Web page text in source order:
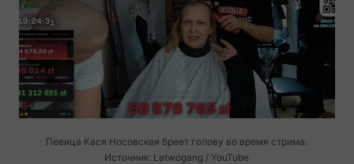
Певица Кася Носовская бреет голову во время стрима.
Источник: Łatwogang / YouTube